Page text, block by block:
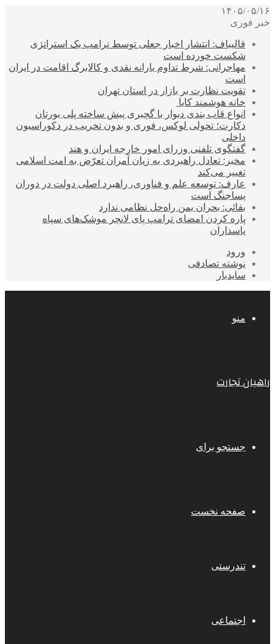
۱۴۰۵/۰۵/۱۶
خبر فوری
قالیباف: انتشار اخبار جعلی توسط ترامپ یک استراتژی
شکست خورده است
مهاجرانی: شرط تداوم یارانه نقدی و کالابرگ اقامت در ایران
است
تقویت نظارت بر بازار در استان تهران
خانه هوشمند کایا
انواع قاب بندی دیوار با گچبری پیش ساخته پلی یورتان
دکارت؛ تحولی لوکس، فوری و بدون تخریب در دکوراسیون
داخلی
گفتگوی تلفنی وزرای امور خارجه ایران و هند
مخبر: تعادل راهبردی به زیان آمران تعرّض به امت اسلامی
تغییر می‌کند
عارف: توسعه علم و فناوری، راهبرد اصلی دولت در دوران
پساجنگ است
بقائی: بحران یمن راه‌حل نظامی ندارد
پاره کردن امضای ترامپ پای لانچر موشک‌های سپاه
پاسداران
ورود
نوشته تصادفی
سایدبار
منو
راهیان تجارت
جستجو برای
صفحه نخست
تندرستی
اجتماعی